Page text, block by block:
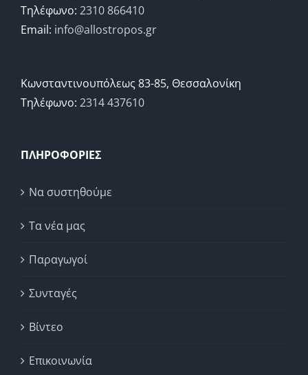
Τηλέφωνο: 2310 866410
Email: info@allostropos.gr
Κωνσταντινουπόλεως 83-85, Θεσσαλονίκη
Τηλέφωνο: 2314 437610
ΠΛΗΡΟΦΟΡΙΕΣ
Να συστηθούμε
Τα νέα μας
Παραγωγοί
Συνταγές
Βίντεο
Επικοινωνία